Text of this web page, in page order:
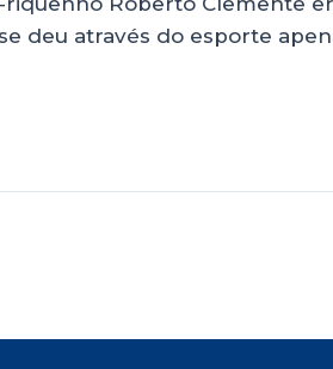
deu através do esporte